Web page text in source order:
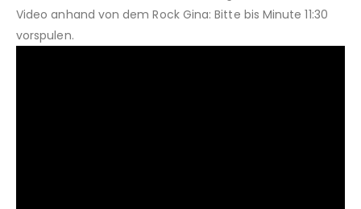
Video anhand von dem Rock Gina: Bitte bis Minute 11:30
vorspulen.